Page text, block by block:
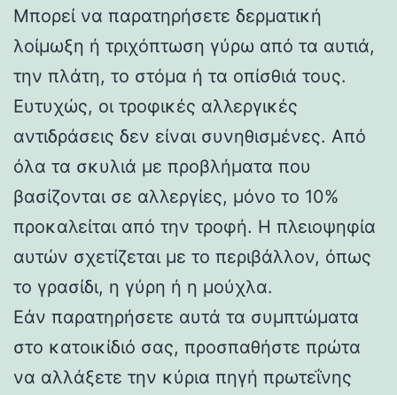
Μπορεί να παρατηρήσετε δερματική
λοίμωξη ή τριχόπτωση γύρω από τα αυτιά,
την πλάτη, το στόμα ή τα οπίσθιά τους.
Ευτυχώς, οι τροφικές αλλεργικές
αντιδράσεις δεν είναι συνηθισμένες. Από
όλα τα σκυλιά με προβλήματα που
βασίζονται σε αλλεργίες, μόνο το 10%
προκαλείται από την τροφή. Η πλειοψηφία
αυτών σχετίζεται με το περιβάλλον, όπως
το γρασίδι, η γύρη ή η μούχλα.
Εάν παρατηρήσετε αυτά τα συμπτώματα
στο κατοικίδιό σας, προσπαθήστε πρώτα
να αλλάξετε την κύρια πηγή πρωτεΐνης